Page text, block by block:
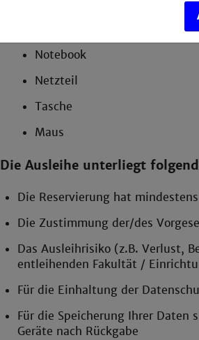
Die Notebooks werden mit
Notebook
Netzteil
Tasche
Maus
Die Ausleihe unterliegt
Die Reservierung hat
Die Zustimmung der/des
Das Ausleihrisiko (z.B. Verlust,
entleihenden Fakultät /
Für die Einhaltung der
Für die Speicherung Ihrer Daten
Geräte nach Rückgabe